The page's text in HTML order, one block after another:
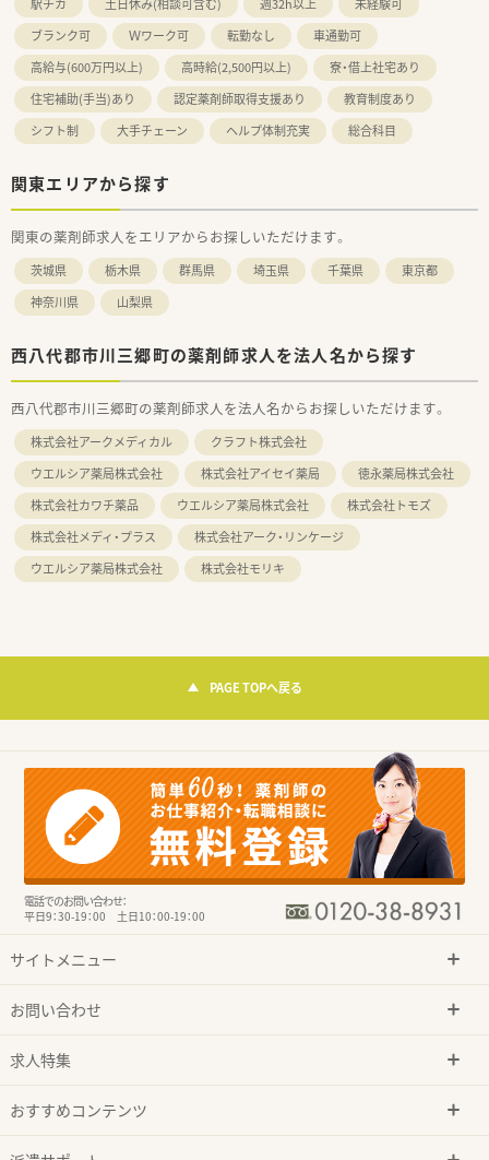
ブランク可
Ｗワーク可 転勤なし
車通勤可
高給与(600万円以上)
高時給(2,500円以上)
寮・借上社宅あり
住宅補助(手当)あり
認定薬剤師取得支援あり
教育制度あり
シフト制
大手チェーン ヘルプ体制充実 総合科目
関東エリアから探す
関東の薬剤師求人をエリアからお探しいただけます。
茨城県 栃木県 群馬県 埼玉県 千葉県
東京都
神奈川県
山梨県
西八代郡市川三郷町の薬剤師求人を法人名から探す
西八代郡市川三郷町の薬剤師求人を法人名からお探しいただけます。
株式会社アークメディカル
クラフト株式会社
ウエルシア薬局株式会社
株式会社アイセイ薬局
徳永薬局株式会社
株式会社カワチ薬品
ウエルシア薬局株式会社
株式会社トモズ
株式会社メディ・プラス
株式会社アーク・リンケージ
ウエルシア薬局株式会社
株式会社モリキ
PAGE TOPへ戻る
電話でのお問い合わせ：
平日9：30-19：00 土日10：00-19：00
サイトメニュー
お問い合わせ
求人特集
おすすめコンテンツ